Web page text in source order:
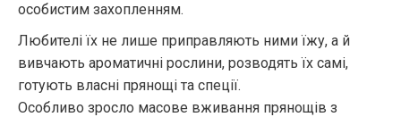
особистим захопленням.
Любителі їх не лише приправляють ними їжу, а й
вивчають ароматичні рослини, розводять їх самі,
готують власні прянощі та спеції.
Особливо зросло масове вживання прянощів з